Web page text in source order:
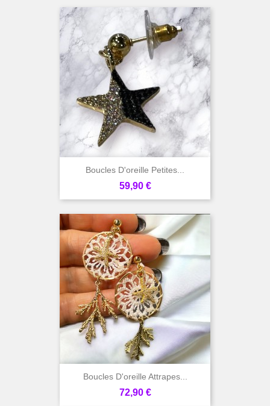
Boucles D'oreille Petites...
Prix
59,90 €
Boucles D'oreille Attrapes...
Prix
72,90 €